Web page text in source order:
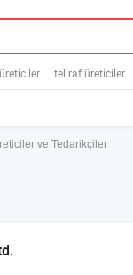
tel raf üreticiler
ve Tedarikçiler